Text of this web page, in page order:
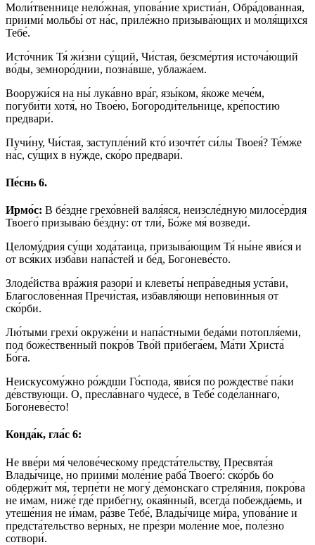
Моли́твеннице нело́жная, упова́ние христиа́н, Обра́дованная,
приими́ мольбы́ от на́с, приле́жно призыва́ющих и моля́щихся
Тебе́.
Исто́чник Тя́ жи́зни су́щий, Чи́стая, безсме́ртия источа́ющий
во́ды, земноро́днии, позна́вше, ублажа́ем.
Вооружи́ся на ны́ лука́вно вра́г, язы́ком, я́коже мече́м,
погуби́ти хотя́, но Твое́ю, Богороди́тельнице, кре́постию
предвари́.
Пучи́ну, Чи́стая, заступле́ний кто́ изочте́т си́лы Твоея́? Те́мже
на́с, су́щих в ну́жде, ско́ро предвари́.
Пе́снь 6.
Ирмо́с: В бе́здне грехо́вней валя́яся, неизсле́дную милосе́рдия
Твоего́ призыва́ю бе́здну: от тли́, Бо́же мя́ возведи́.
Целому́дрия су́щи хода́таица, призыва́ющим Тя́ ны́не яви́ся и
от вся́ких изба́ви напа́стей и бе́д, Богоневе́сто.
Злоде́йства вра́жия разори́ и клеветы́ непра́ведныя уста́ви,
Благослове́нная Пречи́стая, избавля́ющи непови́нныя от
ско́рби.
Лю́тыми грехи́ окруже́ни и напа́стными беда́ми потопля́еми,
под боже́ственный покро́в Тво́й прибега́ем, Ма́ти Христа́
Бо́га.
Неискусому́жно ро́ждши Го́спода, яви́ся по рождестве́ па́ки
де́вствующи. О, пресла́внаго чудесе́, в Тебе́ соде́ланнаго,
Богоневе́сто!
Конда́к, гла́с 6:
Не вве́ри мя́ челове́ческому предста́тельству, Пресвята́я
Влады́чице, но приими́ моле́ние раба́ Твоего́: ско́рбь бо
обдержи́т мя́, терпе́ти не могу́ де́монскаго стреля́ния, покро́ва
не и́мам, ниже́ где́ прибе́гну, окая́нный, всегда́ побежда́емь, и
утеше́ния не и́мам, ра́зве Тебе́, Влады́чице ми́ра, упова́ние и
предста́тельство ве́рных, не пре́зри моле́ние мое́, поле́зно
сотвори́.